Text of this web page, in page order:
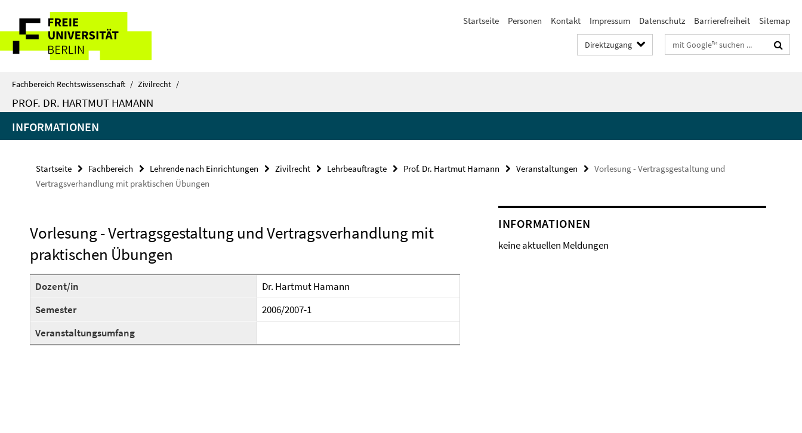
direkt
Inhalt
Service-
Navigation
Startseite Personen Kontakt Impressum Datenschutz Barrierefreiheit Sitemap
Direktzugang Suchbegriffe
Fachbereich Rechtswissenschaft / Zivilrecht /
PROF. DR. HARTMUT HAMANN
INFORMATIONEN
Startseite Fachbereich Lehrende nach Einrichtungen Zivilrecht Lehrbeauftragte Prof. Dr. Hartmut Hamann Veranstaltungen
Vorlesung - Vertragsgestaltung und
Vertragsverhandlung mit praktischen Übungen
Vorlesung - Vertragsgestaltung und Vertragsverhandlung mit
praktischen Übungen
Dozent/in
Dr. Hartmut Hamann
Semester
2006/2007-1
Veranstaltungsumfang
INFORMATIONEN
keine aktuellen Meldungen